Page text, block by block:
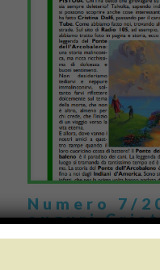
Numero 7/
auguri
luglio è infatti il